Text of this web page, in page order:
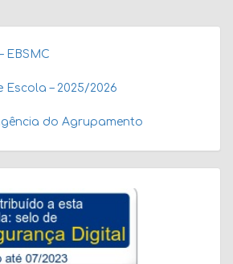
EBSMC
– 2025/2026
do Agrupamento